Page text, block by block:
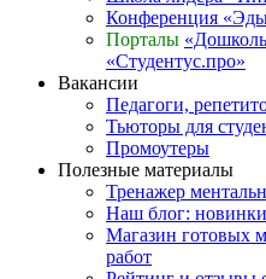
Конференция
Порталы
«Студентус.про»
Вакансии
Педагоги,
Тьюторы для
Промоутеры
Полезные материалы
Тренажер
Наш блог:
Магазин готовых
работ